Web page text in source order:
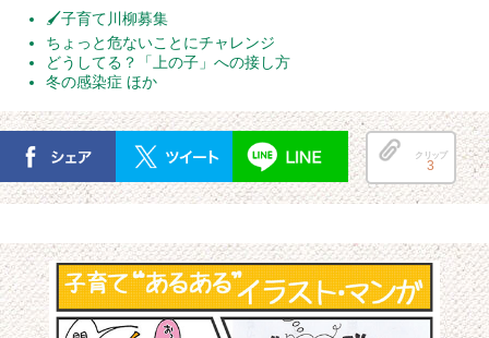
🖌子育て川柳募集
ちょっと危ないことにチャレンジ
どうしてる？「上の子」への接し方
冬の感染症 ほか
クリップ
3